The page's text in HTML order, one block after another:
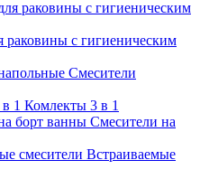
раковины с гигиеническим
Смесители
Комлекты 3 в 1
Смесители на
Встраиваемые